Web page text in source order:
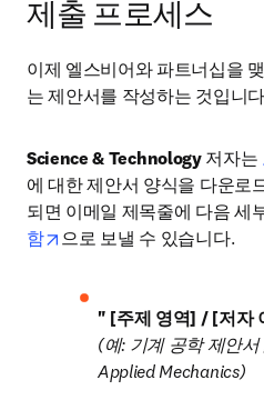
제출 프로세스
이제 엘스비어와 파트너십을
는 제안서를 작성하는 것입니
Science & Technology 저자는
에 대한 제안서 양식을 다운로
되면 이메일 제목줄에 다음 세
함
opens in new tab/window
으로 보낼 수 있습니다.
(예: 기계 공학 제안
Applied Mechanics)